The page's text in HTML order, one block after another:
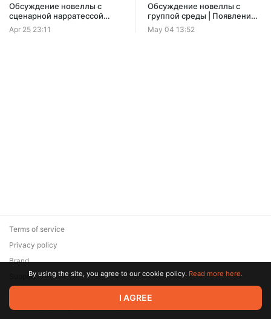
Обсуждение новеллы c
сценарной нарратессой
Софьей | Новая встреча
Apr 25 23:11
Обсуждение новеллы c
группой среды | Появление
Геры и экран с условиями
конкурса
May 04 13:52
© 2026 Zaya Solutions Limited. All rights reserved. All trademarks
are the property of their respective owners.
Terms of service
Privacy policy
Brand
SupportBy using the site, you agree to our cookie policy. Read more here.
I AGREE